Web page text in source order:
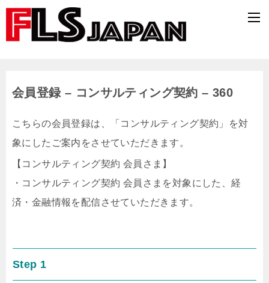
会員登録 – コンサルティング契約 – 360
こちらの会員登録は、「コンサルティング契約」を対
象にしたご案内をさせていただきます。
【コンサルティング契約 会員さま】
・コンサルティング契約 会員さまを対象にした、経
済・金融情報を配信させていただきます。
Step 1